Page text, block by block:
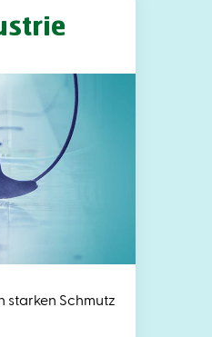
starken Schmutz